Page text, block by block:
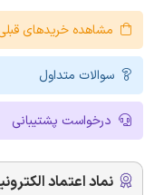
مشاهده خریدهای
سوالات متداول
درخواست پشتیبانی
نماد اعتماد